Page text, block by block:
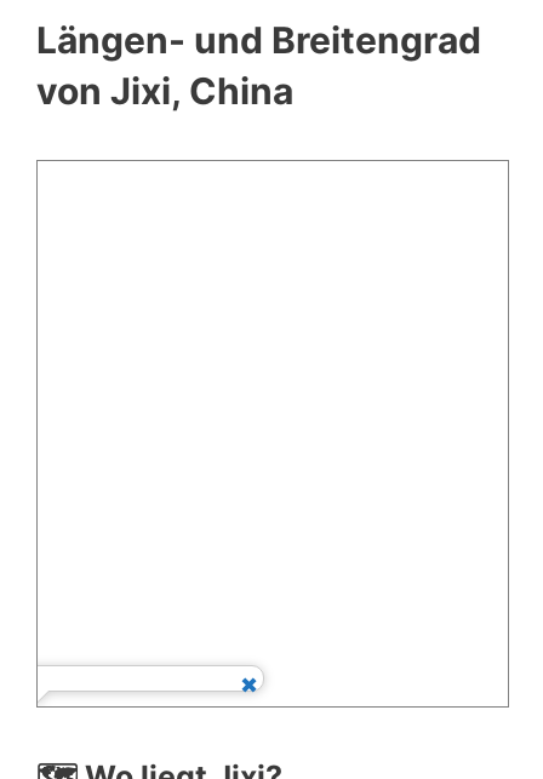
Längen- und Breitengrad
von Jixi, China